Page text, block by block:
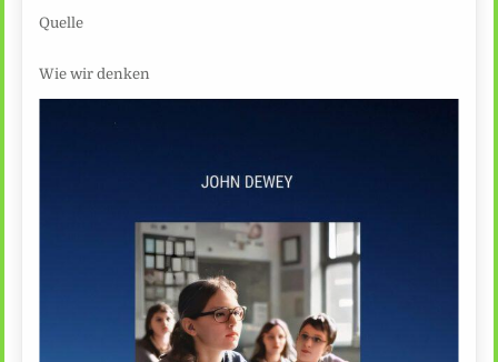
Quelle
Wie wir denken